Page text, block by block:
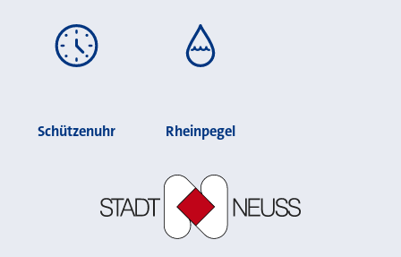
Schützenuhr Rheinpegel